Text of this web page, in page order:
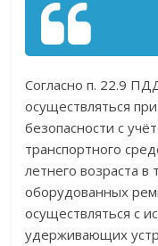
Согласно п. 22.9
осуществляться
безопасности с
транспортного
летнего возраста в
оборудованных
осуществляться с
удерживающих